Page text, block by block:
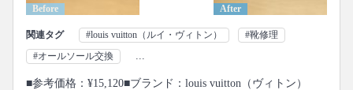
Before After
関連タグ #louis vuitton（ルイ・ヴィトン）
#靴修理
#オールソール交換
...
■参考価格：¥15,120■ブランド：louis vuitton（ヴィトン）